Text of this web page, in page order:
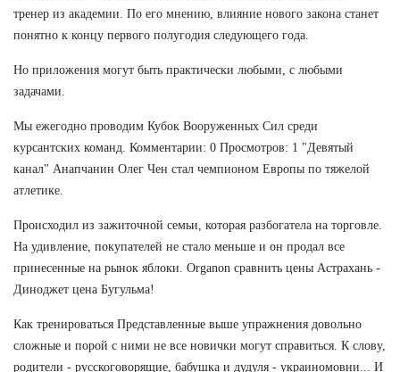
тренер из академии. По его мнению, влияние нового закона станет
понятно к концу первого полугодия следующего года.
Но приложения могут быть практически любыми, с любыми
задачами.
Мы ежегодно проводим Кубок Вооруженных Сил среди
курсантских команд. Комментарии: 0 Просмотров: 1 "Девятый
канал" Анапчанин Олег Чен стал чемпионом Европы по тяжелой
атлетике.
Происходил из зажиточной семьи, которая разбогатела на торговле.
На удивление, покупателей не стало меньше и он продал все
принесенные на рынок яблоки. Organon сравнить цены Астрахань -
Диноджет цена Бугульма!
Как тренироваться Представленные выше упражнения довольно
сложные и порой с ними не все новички могут справиться. К слову,
родители - русскоговорящие, бабушка и дудуля - украиномовни... И